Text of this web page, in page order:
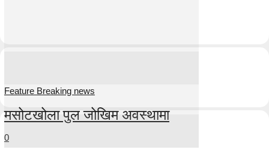
Feature Breaking news
मसोटखोला पुल जोखिम अवस्थामा
0